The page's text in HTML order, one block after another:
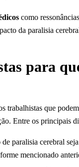
como
da paralisia
para
que
Entre os principais
paralisia cerebral
mencionado